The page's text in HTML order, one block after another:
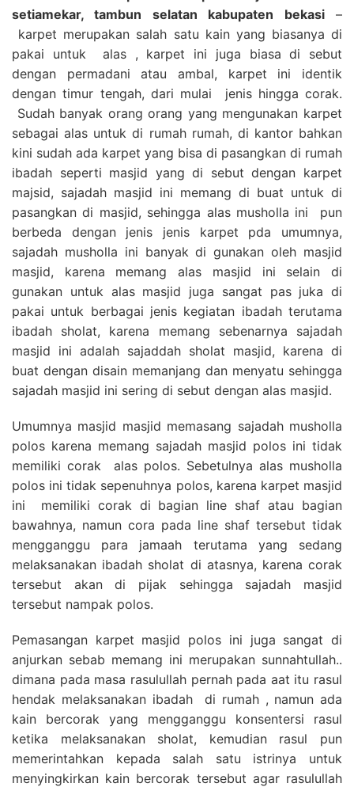
setiamekar, tambun selatan kabupaten bekasi–
karpet merupakan salah satu kain yang biasanya di
pakai untuk alas , karpet ini juga biasa di sebut
dengan permadani atau ambal, karpet ini identik
dengan timur tengah, dari mulai jenis hingga corak.
Sudah banyak orang orang yang mengunakan karpet
sebagai alas untuk di rumah rumah, di kantor bahkan
kini sudah ada karpet yang bisa di pasangkan di rumah
ibadah seperti masjid yang di sebut dengan karpet
majsid, sajadah masjid ini memang di buat untuk di
pasangkan di masjid, sehingga alas musholla ini pun
berbeda dengan jenis jenis karpet pda umumnya,
sajadah musholla ini banyak di gunakan oleh masjid
masjid, karena memang alas masjid ini selain di
gunakan untuk alas masjid juga sangat pas juka di
pakai untuk berbagai jenis kegiatan ibadah terutama
ibadah sholat, karena memang sebenarnya sajadah
masjid ini adalah sajaddah sholat masjid, karena di
buat dengan disain memanjang dan menyatu sehingga
sajadah masjid ini sering di sebut dengan alas masjid.
Umumnya masjid masjid memasang sajadah musholla
polos karena memang sajadah masjid polos ini tidak
memiliki corak alas polos. Sebetulnya alas musholla
polos ini tidak sepenuhnya polos, karena karpet masjid
ini memiliki corak di bagian line shaf atau bagian
bawahnya, namun cora pada line shaf tersebut tidak
mengganggu para jamaah terutama yang sedang
melaksanakan ibadah sholat di atasnya, karena corak
tersebut akan di pijak sehingga sajadah masjid
tersebut nampak polos.
Pemasangan karpet masjid polos ini juga sangat di
anjurkan sebab memang ini merupakan sunnahtullah..
dimana pada masa rasulullah pernah pada aat itu rasul
hendak melaksanakan ibadah di rumah , namun ada
kain bercorak yang mengganggu konsentersi rasul
ketika melaksanakan sholat, kemudian rasul pun
memerintahkan kepada salah satu istrinya untuk
menyingkirkan kain bercorak tersebut agar rasulullah